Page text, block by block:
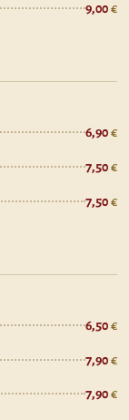
9,00
6,90
7,50
7,50
6,50
7,90
7,90